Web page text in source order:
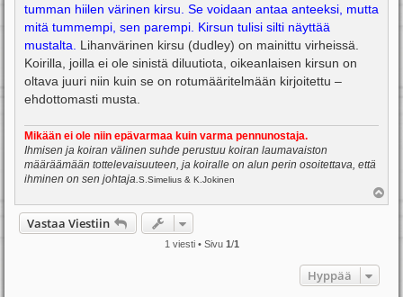
tumman hiilen värinen kirsu. Se voidaan antaa anteeksi, mutta
mitä tummempi, sen parempi. Kirsun tulisi silti näyttää
mustalta.
Lihanvärinen kirsu (dudley) on mainittu virheissä.
Koirilla, joilla ei ole sinistä diluutiota, oikeanlaisen kirsun on
oltava juuri niin kuin se on rotumääritelmään kirjoitettu –
ehdottomasti musta.
Mikään ei ole niin epävarmaa kuin varma pennunostaja.
Ihmisen ja koiran välinen suhde perustuu koiran laumavaiston
määräämään tottelevaisuuteen, ja koiralle on alun perin osoitettava, että
ihminen on sen johtaja. S.Simelius & K.Jokinen
l
Vastaa Viestiin
1 viesti • Sivu 1/1
Hyppää